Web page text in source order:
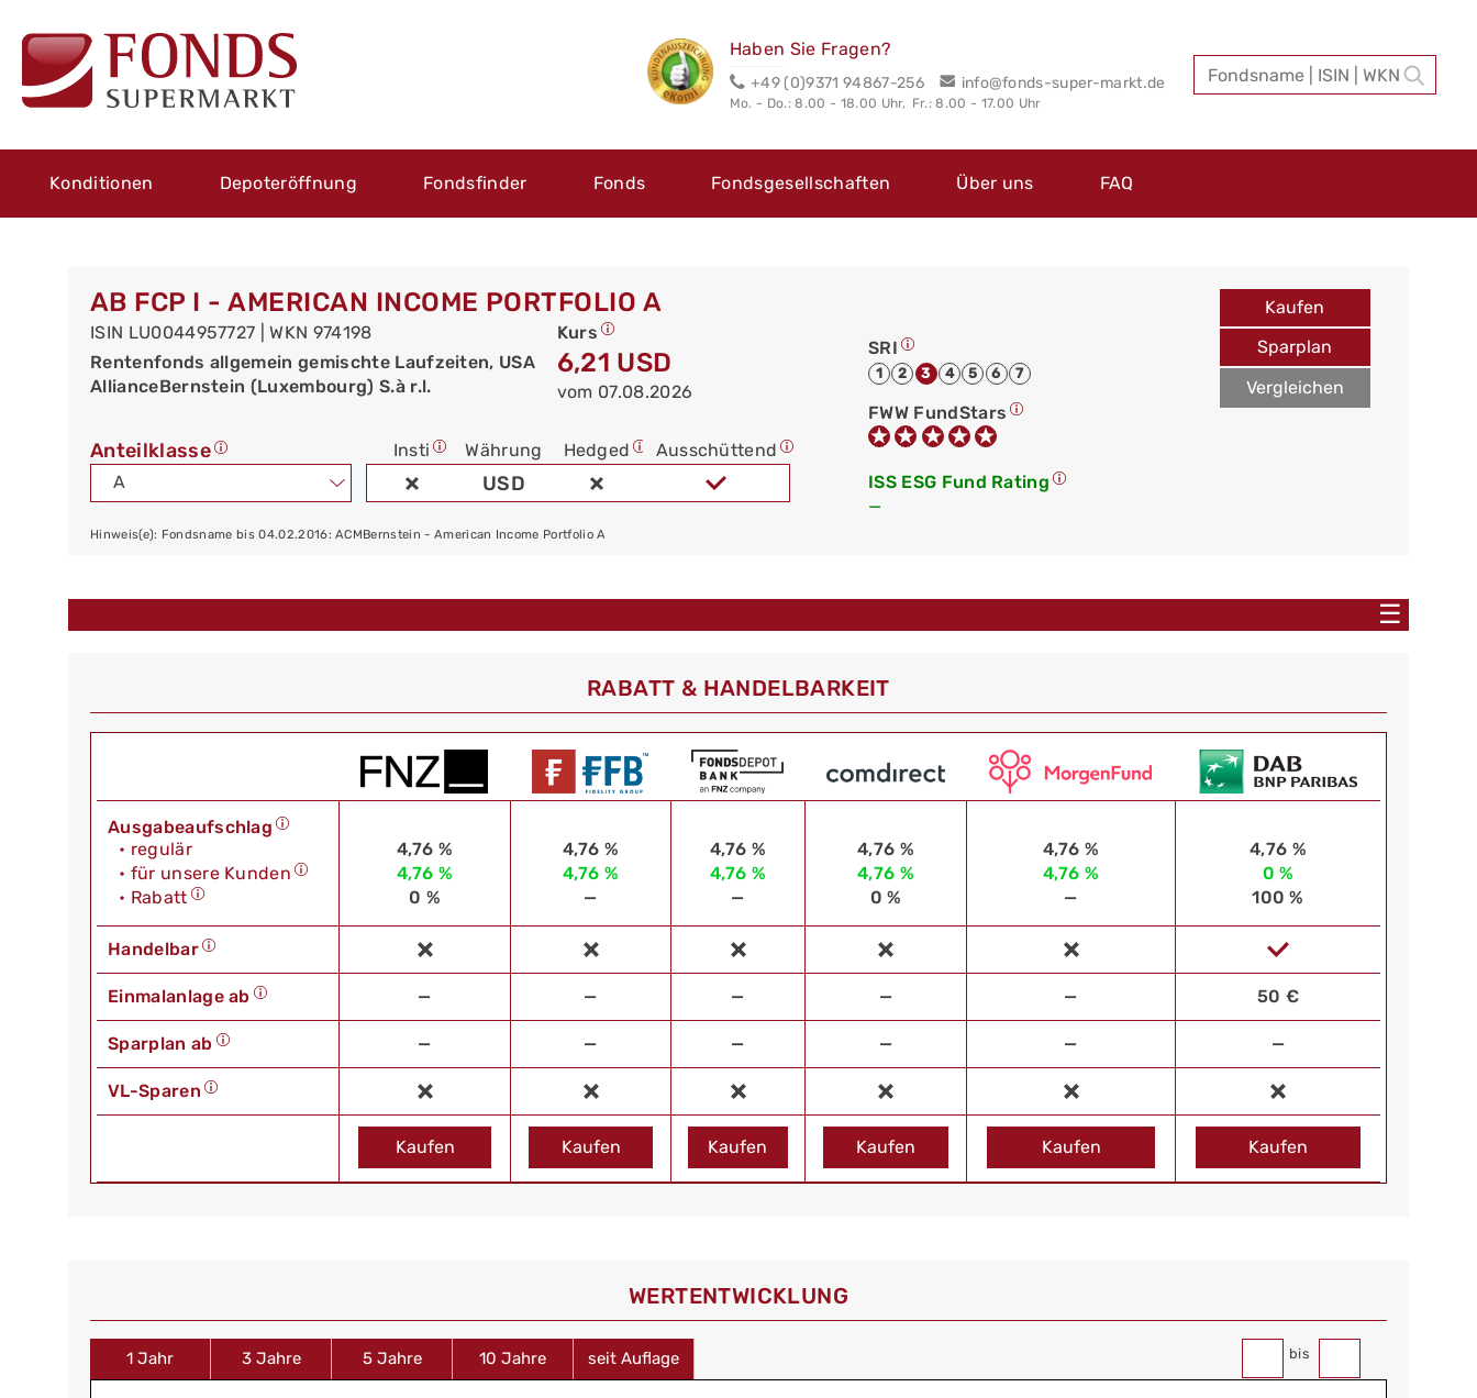
Haben Sie Fragen?
+49 (0)9371 94867-256 info@fonds-super-markt.de
Mo. - Do.: 8.00 - 18.00 Uhr, Fr.: 8.00 - 17.00 Uhr
Konditionen Depoteröffnung Fondsfinder Fonds Fondsgesellschaften Über uns FAQ
AB FCP I - AMERICAN INCOME PORTFOLIO A
ISIN LU0044957727 | WKN 974198
Rentenfonds allgemein gemischte Laufzeiten, USA
AllianceBernstein (Luxembourg) S.à r.l.
Kurs
6,21 USD
vom 07.08.2026
Anteilklasse Insti Währung Hedged
Ausschüttend
A
USD
Hinweis(e): Fondsname bis 04.02.2016: ACMBernstein - American Income Portfolio A
SRI
1 2 3 4 5 6 7
FWW FundStars
ISS ESG Fund Rating
—
Kaufen
Sparplan
Vergleichen
☰
RABATT & HANDELBARKEIT
Ausgabeaufschlag
• regulär
4,76 % 4,76 % 4,76 % 4,76 % 4,76 %
4,76 %
• für unsere Kunden
4,76 % 4,76 % 4,76 % 4,76 % 4,76 %
0 %
• Rabatt
0 % — — 0 % — 100 %
Handelbar
Einmalanlage ab — — — — — 50 €
Sparplan ab — — — — — —
VL-Sparen
Kaufen Kaufen Kaufen Kaufen Kaufen Kaufen
WERT­ENTWICKLUNG
1 Jahr 3 Jahre 5 Jahre 10 Jahre seit Auflage bis